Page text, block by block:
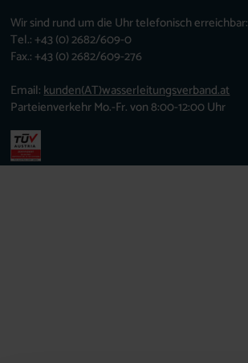
Wir sind rund um die Uhr telefonisch erreichbar:
Tel.: +43 (0) 2682/609-0
Fax.: +43 (0) 2682/609-276
Email:kunden(AT)wasserleitungsverband.at
Parteienverkehr Mo.-Fr. von 8:00-12:00 Uhr